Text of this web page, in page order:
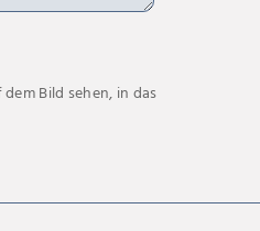
Bild sehen, in das